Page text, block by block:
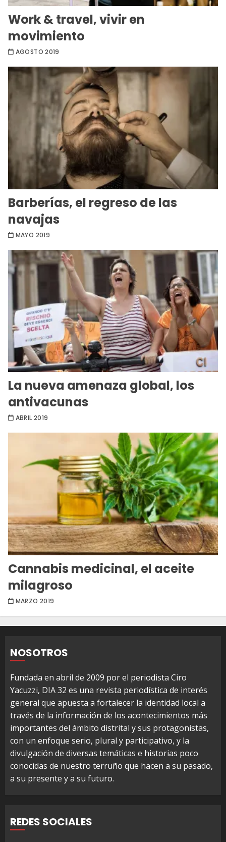
Work & travel, vivir en
movimiento
AGOSTO 2019
Barberías, el regreso de las
navajas
MAYO 2019
La nueva amenaza global, los
antivacunas
ABRIL 2019
Cannabis medicinal, el aceite
milagroso
MARZO 2019
NOSOTROS
Fundada en abril de 2009 por el periodista Ciro
Yacuzzi, DIA 32 es una revista periodística de interés
general que apuesta a fortalecer la identidad local a
través de la información de los acontecimientos más
importantes del ámbito distrital y sus protagonistas,
con un enfoque serio, plural y participativo, y la
divulgación de diversas temáticas e historias poco
conocidas de nuestro terruño que hacen a su pasado,
a su presente y a su futuro.
REDES SOCIALES